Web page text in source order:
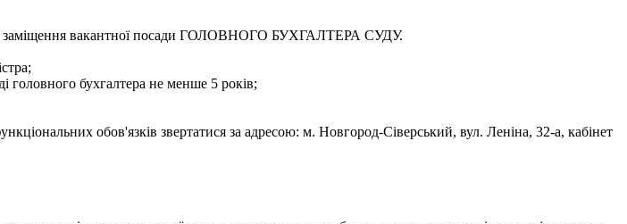
заміщення вакантної посади ГОЛОВНОГО БУХГАЛТЕРА СУДУ.
головного бухгалтера не менше 5 років;
обов'язків звертатися за адресою: м. Новгород-Сіверський, вул. Леніна, 32-а, кабінет